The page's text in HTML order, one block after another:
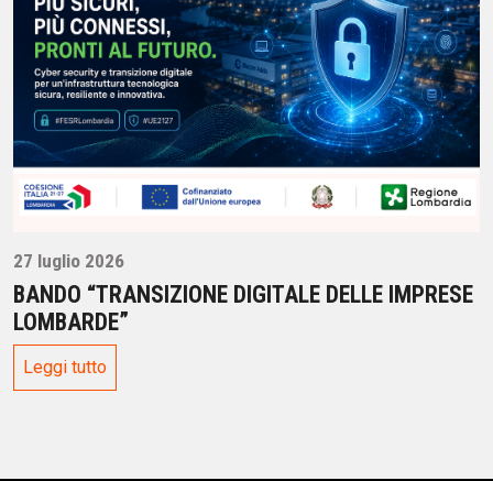
27 luglio 2026
BANDO “TRANSIZIONE DIGITALE DELLE IMPRESE
LOMBARDE”
Leggi tutto